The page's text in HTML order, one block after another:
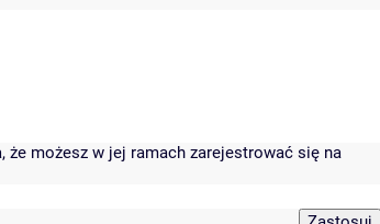
możesz w jej ramach zarejestrować się na